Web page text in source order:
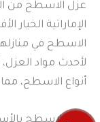
عزل الاسطح من
الإماراتية
الاسطح في
لأحدث مواد
أنواع الاسطح،